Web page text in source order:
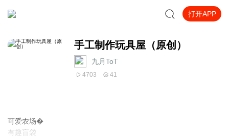
打开APP
手工制作玩具屋（原创）
九月ToT
4703 41
可爱农场�
有趣盲袋